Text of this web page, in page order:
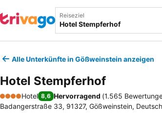
Reiseziel
Alle Unterkünfte in Gößweinstein anzeigen
Hotel Stempferhof
4 Sterne
Hotel 8,6 Hervorragend (1.565
Badangerstraße 33, 91327, Gößweinstein,